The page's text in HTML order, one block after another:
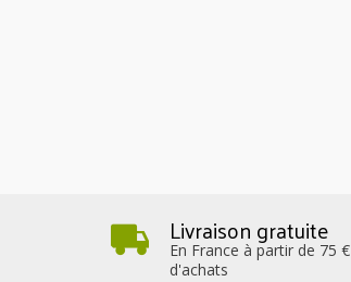
Livraison gratuite
En France à partir de 75 €
d'achats